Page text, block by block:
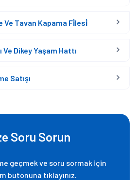
Ve Tavan Kapama Fi̇lesi̇
Dikey Yaşam Hattı
Satışı
Soru Sorun
geçmek ve soru sormak için
butonuna tıklayınız.